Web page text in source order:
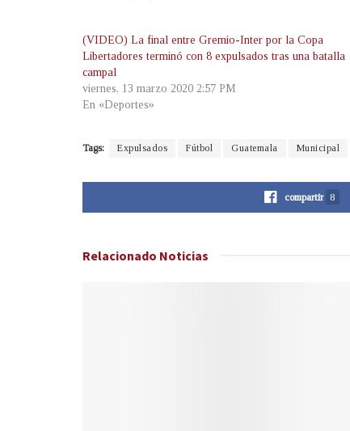
(VIDEO) La final entre Gremio-Inter por la Copa
Libertadores terminó con 8 expulsados tras una batalla
campal
viernes, 13 marzo 2020 2:57 PM
En «Deportes»
Tags: Expulsados Fútbol Guatemala Municipal
compartir 8
Relacionado Noticias